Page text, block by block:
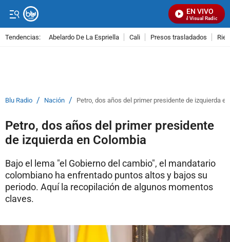
EN VIVO
Señal Visual Radio
Tendencias: Abelardo De La Espriella Cali Presos trasladados
Blu Radio / Nación / Petro, dos años del primer presidente de izquierda
Petro, dos años del primer presidente
de izquierda en Colombia
Bajo el lema "el Gobierno del cambio", el mandatario
colombiano ha enfrentado puntos altos y bajos su
periodo. Aquí la recopilación de algunos momentos
claves.